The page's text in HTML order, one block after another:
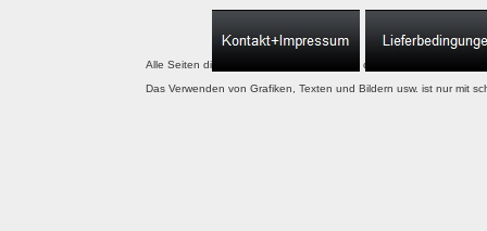
Alle Seiten dieser website unterliegen dem copyright.
Das Verwenden von Grafiken, Texten und Bildern usw. ist nur mit